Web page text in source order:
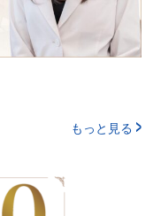
もっと見る